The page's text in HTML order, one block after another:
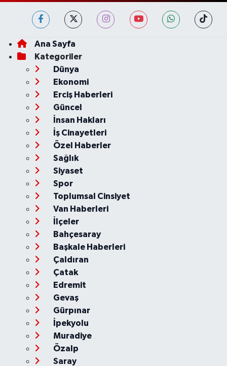
Ana Sayfa
Kategoriler
Dünya
Ekonomi
Erciş Haberleri
Güncel
İnsan Hakları
İş Cinayetleri
Özel Haberler
Sağlık
Siyaset
Spor
Toplumsal Cinsiyet
Van Haberleri
İlçeler
Bahçesaray
Başkale Haberleri
Çaldıran
Çatak
Edremit
Gevaş
Gürpınar
İpekyolu
Muradiye
Özalp
Saray